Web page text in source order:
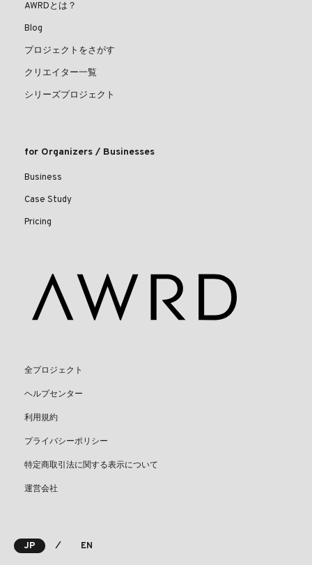
AWRDとは？
Blog
プロジェクトをさがす
クリエイター一覧
シリーズプロジェクト
for Organizers / Businesses
Business
Case Study
Pricing
全プロジェクト
ヘルプセンター
利用規約
プライバシーポリシー
特定商取引法に関する表示について
運営会社
JP ⁄ EN